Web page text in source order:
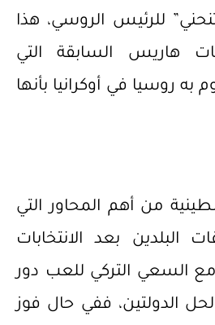
للرئيس الروسي، هذا
هاريس السابقة التي
روسيا في أوكرانيا بأنها
من أهم المحاور التي
البلدين بعد الانتخابات
السعي التركي للعب دور
الدولتين، ففي حال فوز